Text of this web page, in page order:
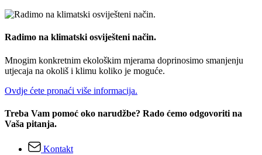
Radimo na klimatski osviješteni način.
Mnogim konkretnim ekološkim mjerama doprinosimo smanjenju
utjecaja na okoliš i klimu koliko je moguće.
Ovdje ćete pronaći više informacija.
Treba Vam pomoć oko narudžbe? Rado ćemo odgovoriti na
Vaša pitanja.
Kontakt